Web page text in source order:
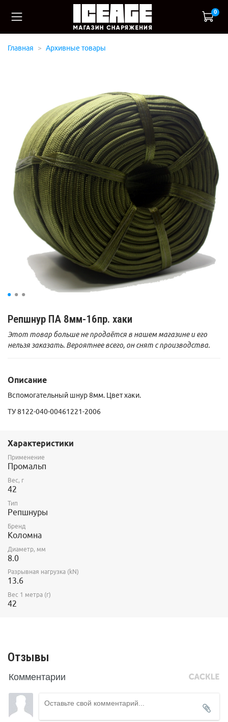
0
Главная Архивные товары
Репшнур ПА 8мм-16пр. хаки
Этот товар больше не продаётся в нашем магазине и его
нельзя заказать. Вероятнее всего, он снят с производства.
Описание
Вспомогательный шнур 8мм. Цвет хаки.
ТУ 8122-040-00461221-2006
Характеристики
Применение
Промальп
Вес, г
42
Тип
Репшнуры
Бренд
Коломна
Диаметр, мм
8.0
Разрывная нагрузка (kN)
13.6
Вес 1 метра (г)
42
Отзывы
Комментарии